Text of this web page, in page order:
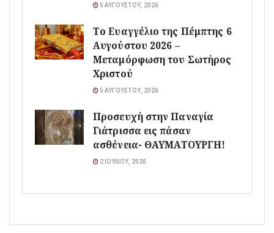
5 ΑΥΓΟΎΣΤΟΥ, 2026
Το Ευαγγέλιο της Πέμπτης 6
Αυγούστου 2026 –
Μεταμόρφωση του Σωτήρος
Χριστού
5 ΑΥΓΟΎΣΤΟΥ, 2026
Προσευχή στην Παναγία
Γιάτρισσα εις πάσαν
ασθένεια- ΘΑΥΜΑΤΟΥΡΓΗ!
2 ΙΟΥΛΊΟΥ, 2020